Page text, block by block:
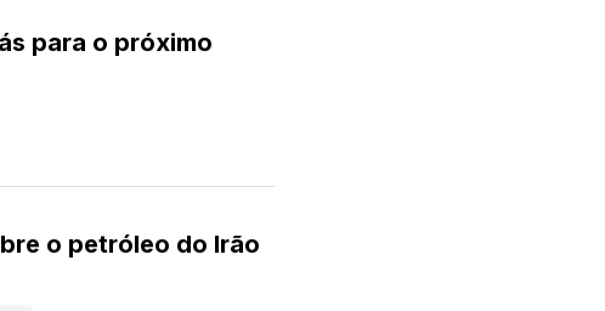
para o próximo
o petróleo do Irão